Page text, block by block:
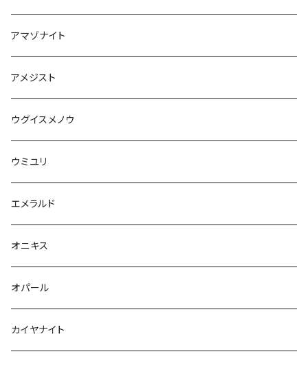
アマゾナイト
アメジスト
ウグイスメノウ
ウミユリ
エメラルド
オニキス
オパール
カイヤナイト